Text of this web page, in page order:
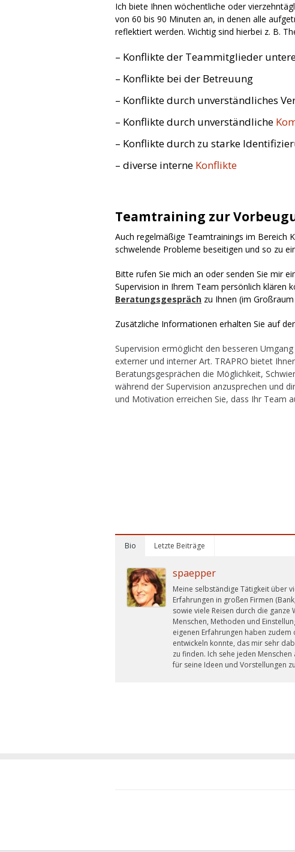
Ich biete Ihnen wöchentliche oder
von 60 bis 90 Minuten an, in denen alle
reflektiert werden. Wichtig sind hierbei z. B.
– Konflikte der Teammitglieder
– Konflikte bei der Betreuung
– Konflikte durch unverständliches
– Konflikte durch unverständliche
– Konflikte durch zu starke
– diverse interne Konflikte
Teamtraining zur
Auch regelmäßige Teamtrainings im Bereich
schwelende Probleme beseitigen und so zu
Bitte rufen Sie mich an oder senden Sie mir
Supervision in Ihrem Team persönlich klären
Beratungsgespräch zu Ihnen (im
Zusätzliche Informationen erhalten Sie auf
Supervision ermöglicht den besseren
externer und interner Art. TRAPRO bietet
Beratungsgesprächen die Möglichkeit,
während der Supervision anzusprechen und
und Motivation erreichen Sie, dass Ihr Team
Bio Letzte Beiträge
spaepper
Meine selbständige Tätigkeit über
Erfahrungen in großen Firmen
sowie viele Reisen durch die
Menschen, Methoden und
eigenen Erfahrungen haben
entwickeln konnte, das mir sehr
zu finden. Ich sehe jeden
für seine Ideen und Vorstellungen